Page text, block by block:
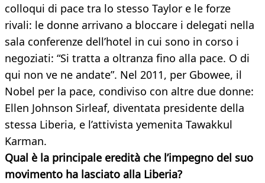
colloqui di pace tra lo stesso Taylor e le forze
rivali: le donne arrivano a bloccare i delegati nella
sala conferenze dell’hotel in cui sono in corso i
negoziati: “Si tratta a oltranza fino alla pace. O di
qui non ve ne andate”. Nel 2011, per Gbowee, il
Nobel per la pace, condiviso con altre due donne:
Ellen Johnson Sirleaf, diventata presidente della
stessa Liberia, e l’attivista yemenita Tawakkul
Karman.
Qual è la principale eredità che l’impegno del suo
movimento ha lasciato alla Liberia?